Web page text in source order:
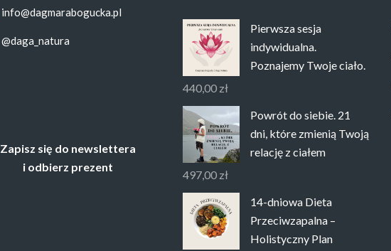
info@dagmarabogucka.pl
@daga_natura
Zapisz się do newslettera
i odbierz prezent
Pierwsza sesja
indywidualna.
Poznajemy Twoje ciało.
440,00 zł
Powrót do siebie. 21
dni, które zmienią Twoją
relację z ciałem
497,00 zł
14-dniowa Dieta
Przeciwzapalna –
Holistyczny Plan